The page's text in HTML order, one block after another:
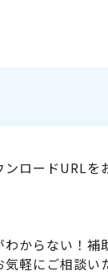
ロードURLを
からない！補
軽にご相談い